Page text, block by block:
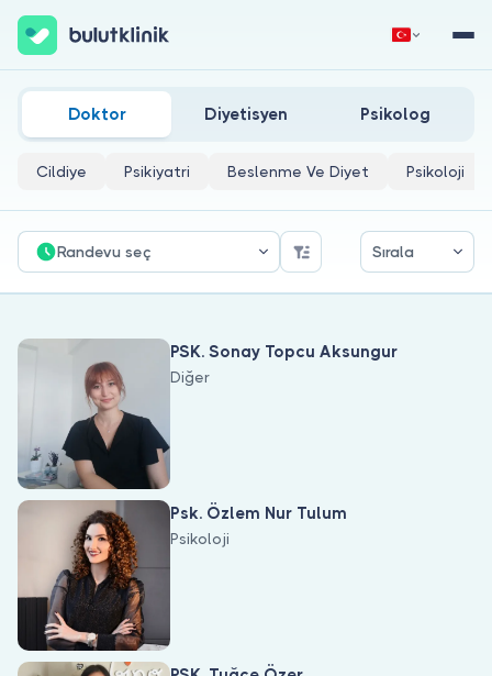
Hastalar için
Doktorlar için
Doktor musunuz?
Hemen Kaydol Giriş Yap
Alışveriş Bağımlılığı Doktorları
Doktor Diyetisyen Psikolog
Cildiye Psikiyatri Beslenme Ve Diyet Psikoloji
Randevu seç Sırala
PSK. Sonay Topcu Aksungur
Diğer
Psk. Özlem Nur Tulum
Psikoloji